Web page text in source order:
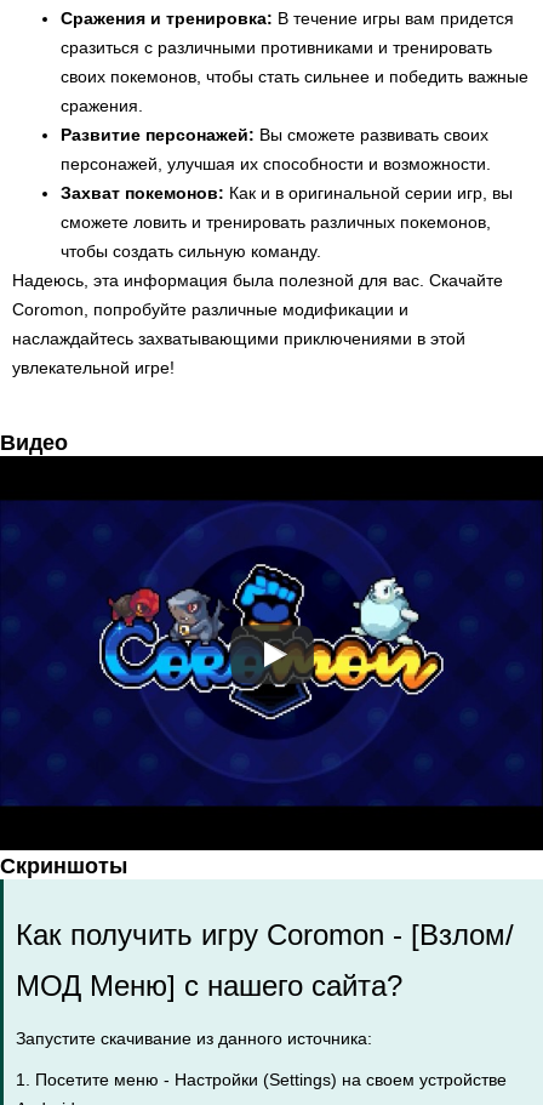
Сражения и тренировка: В течение игры вам придется
сразиться с различными противниками и тренировать
своих покемонов, чтобы стать сильнее и победить важные
сражения.
Развитие персонажей: Вы сможете развивать своих
персонажей, улучшая их способности и возможности.
Захват покемонов: Как и в оригинальной серии игр, вы
сможете ловить и тренировать различных покемонов,
чтобы создать сильную команду.
Надеюсь, эта информация была полезной для вас. Скачайте
Coromon, попробуйте различные модификации и
наслаждайтесь захватывающими приключениями в этой
увлекательной игре!
Видео
Скриншоты
Как получить игру Coromon - [Взлом/
МОД Меню] с нашего сайта?
Запустите скачивание из данного источника:
1. Посетите меню - Настройки (Settings) на своем устройстве